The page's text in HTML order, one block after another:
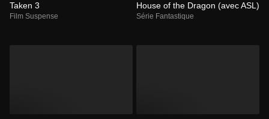
Taken 3
Film Suspense
House of the Dragon (avec ASL)
Série Fantastique